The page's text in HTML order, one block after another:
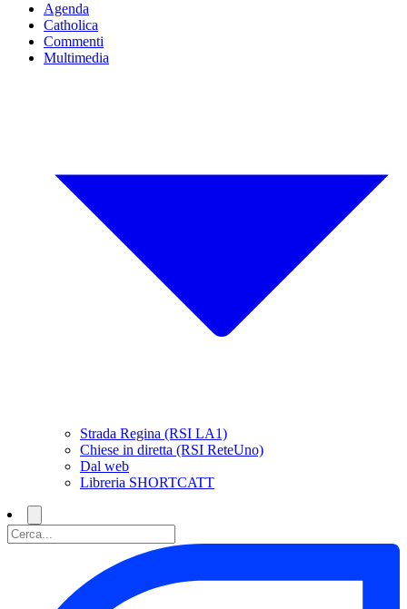
Agenda
Catholica
Commenti
Multimedia
Strada Regina (RSI LA1)
Chiese in diretta (RSI ReteUno)
Dal web
Libreria SHORTCATT